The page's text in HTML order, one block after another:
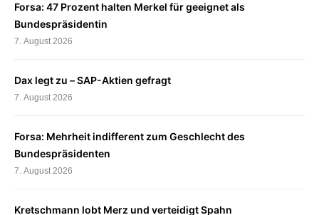
Forsa: 47 Prozent halten Merkel für geeignet als
Bundespräsidentin
7. August 2026
Dax legt zu – SAP-Aktien gefragt
7. August 2026
Forsa: Mehrheit indifferent zum Geschlecht des
Bundespräsidenten
7. August 2026
Kretschmann lobt Merz und verteidigt Spahn